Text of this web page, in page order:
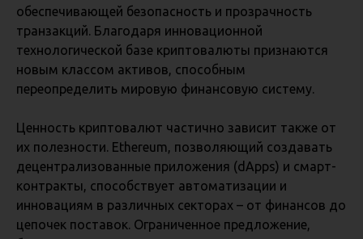
обеспечивающей безопасность и прозрачность
транзакций. Благодаря инновационной
технологической базе криптовалюты признаются
новым классом активов, способным
переопределить мировую финансовую систему.
Ценность криптовалют частично зависит также от
их полезности. Ethereum, позволяющий создавать
децентрализованные приложения (dApps) и смарт-
контракты, способствует автоматизации и
инновациям в различных секторах – от финансов до
цепочек поставок. Ограниченное предложение,